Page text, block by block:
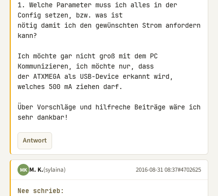
1. Welche Parameter muss ich alles in der
Config setzen, bzw. was ist
nötig damit ich den gewünschten Strom anfordern
kann?
Ich möchte gar nicht groß mit dem PC
Kommunizieren, ich möchte nur, dass
der ATXMEGA als USB-Device erkannt wird,
welches 500 mA ziehen darf.
Über Vorschläge und hilfreche Beiträge wäre ich
sehr dankbar!
Antwort
MK M. K.(sylaina) 2016-08-31 08:37#4702625
Nee schrieb: